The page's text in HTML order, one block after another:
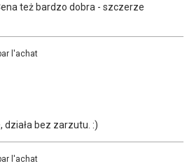
też bardzo dobra - szczerze
l'achat
działa bez zarzutu. :)
l'achat